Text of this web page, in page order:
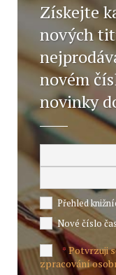
Získejte
nových
novém
novinky
Přehled
Nové číslo
*Potvrzuji
zpracování